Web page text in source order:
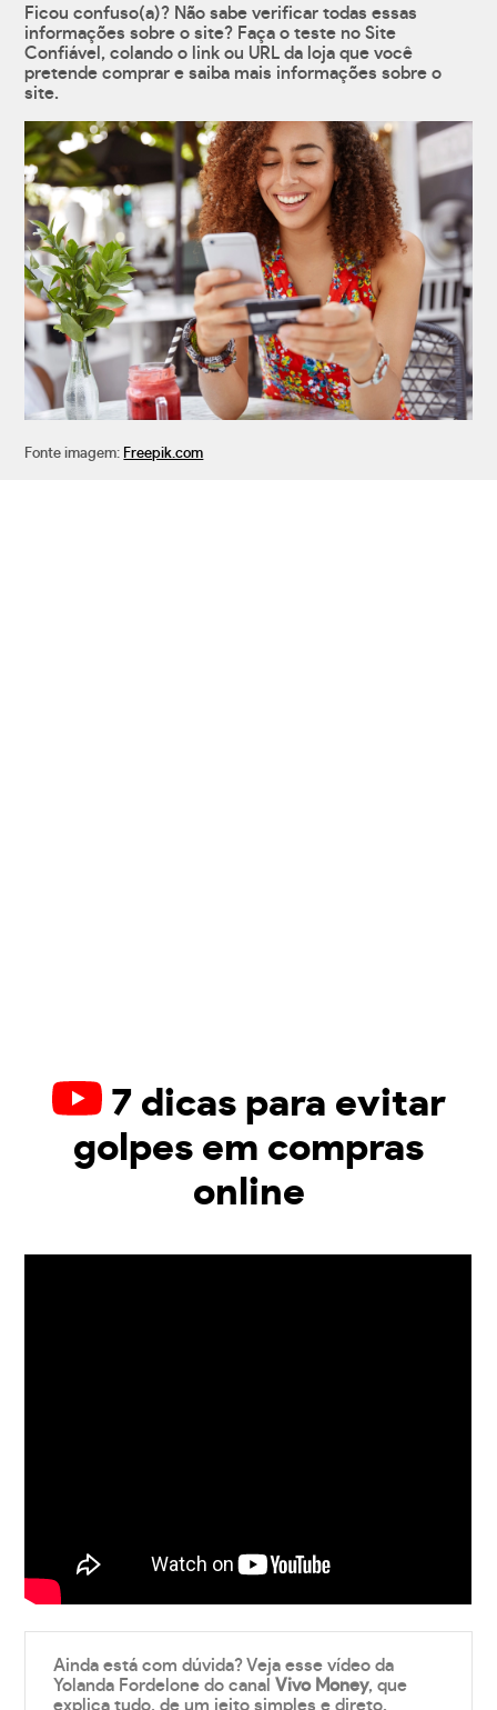
Ficou confuso(a)? Não sabe verificar todas essas
informações sobre o site? Faça o teste no Site
Confiável, colando o link ou URL da loja que você
pretende comprar e saiba mais informações sobre o
site.
Fonte imagem: Freepik.com
7 dicas para evitar
golpes em compras
online
Ainda está com dúvida? Veja esse vídeo da
Yolanda Fordelone do canalVivo Money, que
explica tudo, de um jeito simples e direto.